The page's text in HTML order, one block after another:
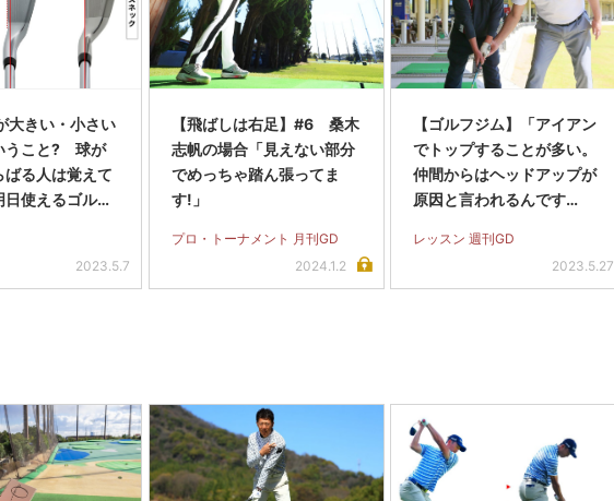
大きい・小さい
うこと? 球が
ばる人は覚えて
日使えるゴルフ
2023.5.7
【飛ばしは右足】#6 桑木
志帆の場合「見えない部分
でめっちゃ踏ん張ってま
す!」
プロ・トーナメント 月刊GD
2024.1.2
【ゴルフジム】「アイアン
でトップすることが多い。
仲間からはヘッドアップが
原因と言われるんです
レッスン 週刊GD
2023.5.27